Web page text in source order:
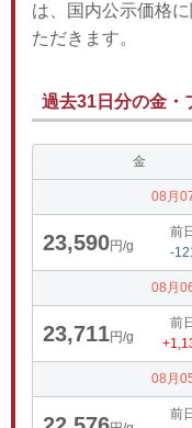
は、国内公示価格
ただきます。
過去31日分の金・
金
08月
23,590円/g
前
-
08月
23,711円/g
前
08月
前